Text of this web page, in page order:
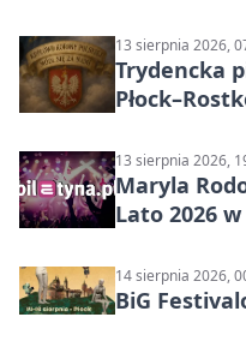
13 sierpnia 2026,
Trydencka
13 sierpnia 2026,
Maryla
Lato 2026 w
14 sierpnia 2026,
BiG